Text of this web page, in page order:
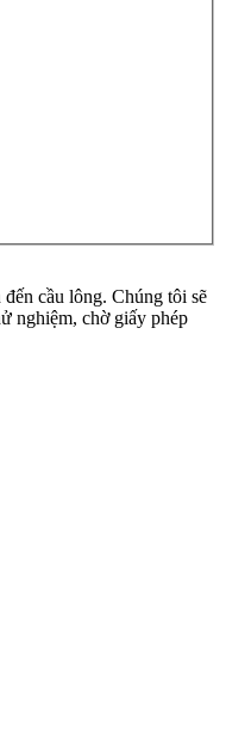
cầu lông. Chúng tôi sẽ
nghiệm, chờ giấy phép